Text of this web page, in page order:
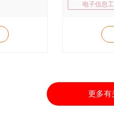
电子信息
更多有